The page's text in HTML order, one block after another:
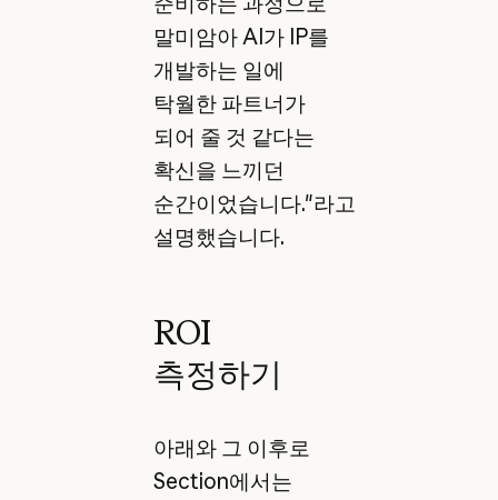
말미암아 AI가 IP를
개발하는 일에
탁월한 파트너가
되어 줄 것 같다는
확신을 느끼던
순간이었습니다."라고
설명했습니다.
ROI
측정하기
아래와 그 이후로
Section에서는